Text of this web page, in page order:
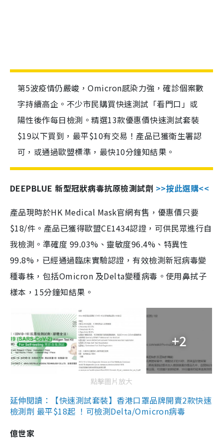
第5波疫情仍嚴峻，Omicron感染力強，確診個案數
字持續高企。不少市民購買快速測試「看門口」或
陽性後作每日檢測。精選13款優惠價快速測試套裝
$19以下買到，最平$10有交易！產品已獲衛生署認
可，或通過歐盟標準，最快10分鐘知結果。
DEEPBLUE 新型冠狀病毒抗原檢測試劑 >>按此選購<<
產品現時於HK Medical Mask官網有售，優惠價只要
$18/件。產品已獲得歐盟CE1434認證，可供民眾進行自
我檢測。準確度 99.03%、靈敏度96.4%、特異性
99.8%，已經通過臨床實驗認證，有效檢測新冠病毒變
種毒株，包括Omicron 及Delta變種病毒。使用鼻拭子
樣本，15分鐘知結果。
+2
點擊圖片放大
延伸閱讀：【快速測試套裝】香港口罩品牌開賣2款快速
檢測劑 最平$18起 ！可檢測Delta/Omicron病毒
億世家